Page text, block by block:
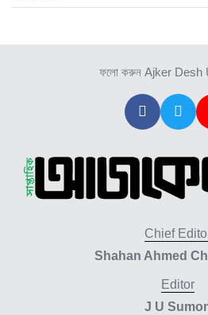
ফলো করুন Ajker Desh
Chief
Shahan Ahmed
Editor
J U